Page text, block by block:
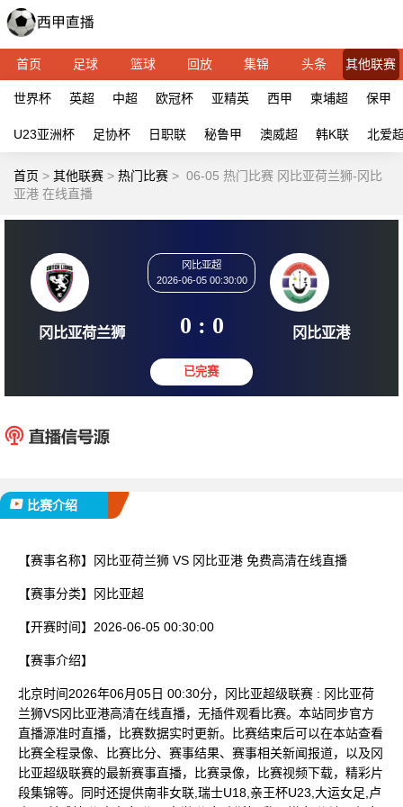
首页 足球 篮球 回放 集锦 头条 其他联赛
世界杯 英超 中超 欧冠杯 亚精英 西甲 柬埔超 保甲
U23亚洲杯 足协杯 日职联 秘鲁甲 澳威超 韩K联 北爱
首页 > 其他联赛 > 热门比赛 > 06-05 热门比赛 冈比亚荷兰狮-冈比
亚港 在线直播
冈比亚超
2026-06-05 00:30:00
0 : 0
比赛介绍
【赛事名称】 冈比亚荷兰狮 VS 冈比亚港 免费高清在线直播
【赛事分类】 冈比亚超
【开赛时间】 2026-06-05 00:30:00
【赛事介绍】
北京时间2026年06月05日 00:30分，冈比亚超级联赛 : 冈比亚荷
兰狮VS冈比亚港高清在线直播，无插件观看比赛。本站同步官方
直播源准时直播，比赛数据实时更新。比赛结束后可以在本站查看
比赛全程录像、比赛比分、赛事结果、赛事相关新闻报道，以及冈
比亚超级联赛的最新赛事直播，比赛录像，比赛视频下载，精彩片
段集锦等。同时还提供南非女联,瑞士U18,亲王杯U23,大运女足,卢